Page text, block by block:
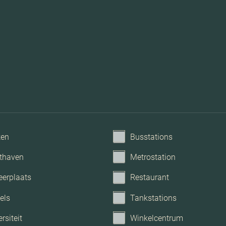
Busstations
Metrostation
Restaurant
Tankstations
Winkelcentrum